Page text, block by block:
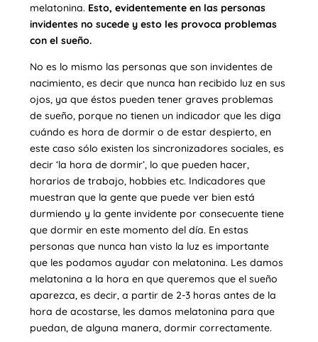
melatonina. Esto, evidentemente en las personas
invidentes no sucede y esto les provoca problemas
con el sueño.
No es lo mismo las personas que son invidentes de
nacimiento, es decir que nunca han recibido luz en sus
ojos, ya que éstos pueden tener graves problemas
de sueño, porque no tienen un indicador que les diga
cuándo es hora de dormir o de estar despierto, en
este caso sólo existen los sincronizadores sociales, es
decir ‘la hora de dormir’, lo que pueden hacer,
horarios de trabajo, hobbies etc. Indicadores que
muestran que la gente que puede ver bien está
durmiendo y la gente invidente por consecuente tiene
que dormir en este momento del día. En estas
personas que nunca han visto la luz es importante
que les podamos ayudar con melatonina. Les damos
melatonina a la hora en que queremos que el sueño
aparezca, es decir, a partir de 2-3 horas antes de la
hora de acostarse, les damos melatonina para que
puedan, de alguna manera, dormir correctamente.